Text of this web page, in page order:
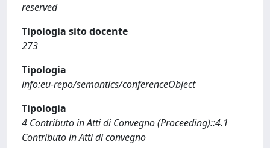
reserved
Tipologia sito docente
273
Tipologia
info:eu-repo/semantics/conferenceObject
Tipologia
4 Contributo in Atti di Convegno (Proceeding)::4.1
Contributo in Atti di convegno